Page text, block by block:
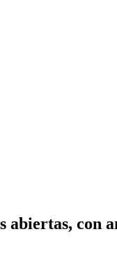
con